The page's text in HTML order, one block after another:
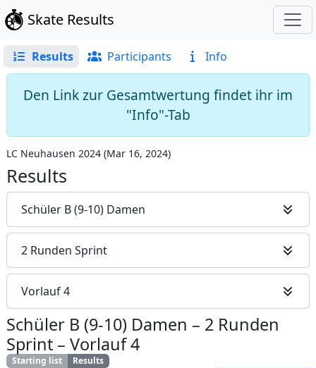
Skate Results
Results Participants Info
Den Link zur Gesamtwertung findet ihr im
"Info"-Tab
LC Neuhausen 2024 (Mar 16, 2024)
Results
Schüler B (9-10) Damen
2 Runden Sprint
Vorlauf 4
Schüler B (9-10) Damen – 2 Runden
Sprint – Vorlauf 4
Starting list Results